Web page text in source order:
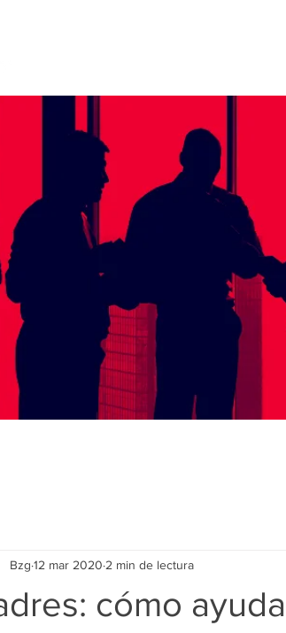
cómo
Bzg 12 mar 2020 2 min de lectura